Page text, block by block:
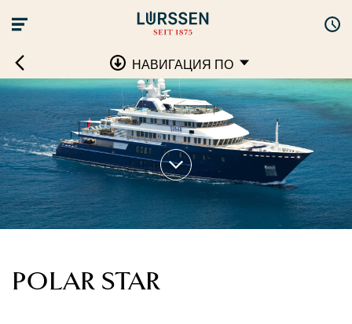
НАВИГАЦИЯ ПО
POLAR STAR